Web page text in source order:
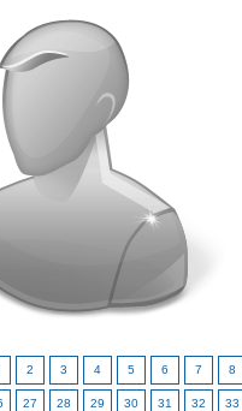
2 3 4 5 6 7 8
27 28 29 30 31 32 33